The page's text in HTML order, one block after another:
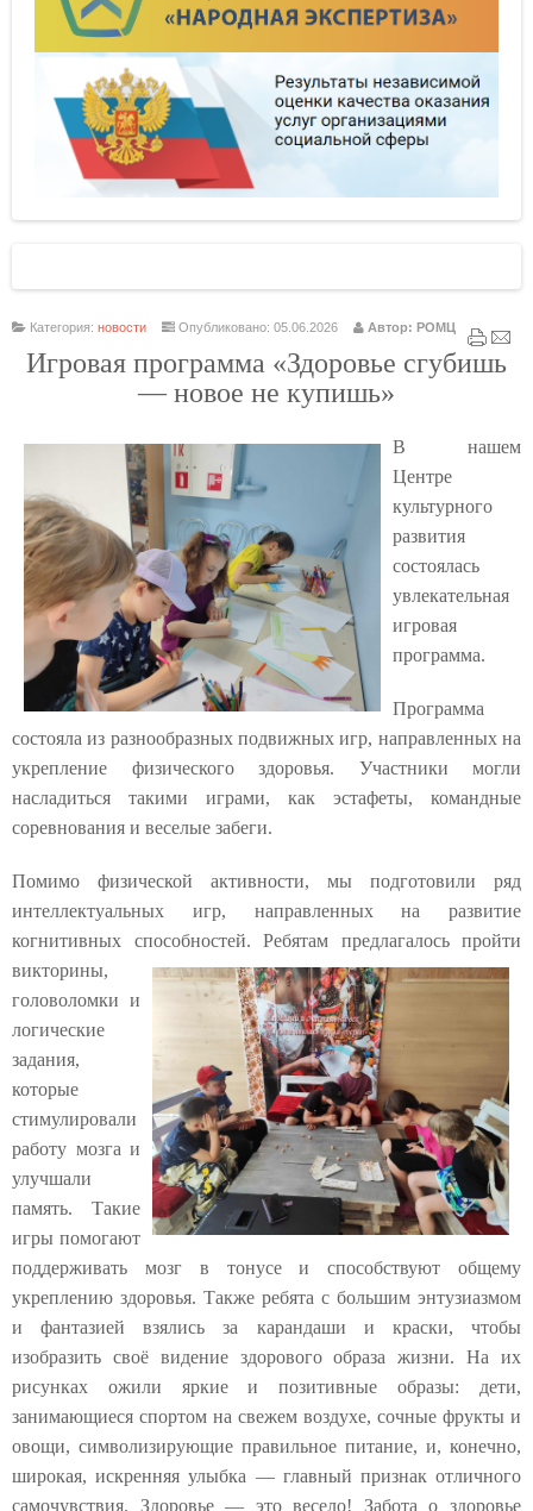
Категория: новости Опубликовано: 05.06.2026 Автор: РОМЦ
Игровая программа «Здоровье сгубишь
— новое не купишь»
В нашем
Центре
культурного
развития
состоялась
увлекательная
игровая
программа.
Программа
состояла из разнообразных подвижных игр, направленных на
укрепление физического здоровья. Участники могли
насладиться такими играми, как эстафеты, командные
соревнования и веселые забеги.
Помимо физической активности, мы подготовили ряд
интеллектуальных игр, направленных на развитие
когнитивных способностей. Ребятам предлагалось пройти
викторины,
головоломки и
логические
задания,
которые
стимулировали
работу мозга и
улучшали
память. Такие
игры помогают
поддерживать мозг в тонусе и способствуют общему
укреплению здоровья. Также ребята с большим энтузиазмом
и фантазией взялись за карандаши и краски, чтобы
изобразить своё видение здорового образа жизни. На их
рисунках ожили яркие и позитивные образы: дети,
занимающиеся спортом на свежем воздухе, сочные фрукты и
овощи, символизирующие правильное питание, и, конечно,
широкая, искренняя улыбка — главный признак отличного
самочувствия. Здоровье — это весело! Забота о здоровье